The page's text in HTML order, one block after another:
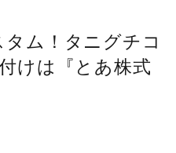
ム！タニグチコ
けは『とあ株式